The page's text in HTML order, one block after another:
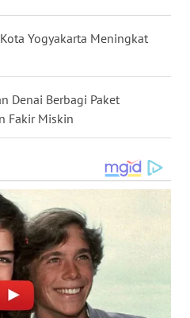
Yogyakarta Meningkat
Denai Berbagi Paket
Fakir Miskin